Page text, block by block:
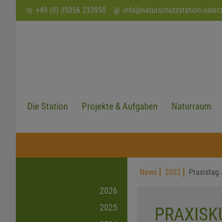
+49 (0) 35056 233950 info@naturschutzstation-
SUCHEN
Die Station Projekte & Aufgaben Naturraum
2026
2025
News 2022 Praxistag